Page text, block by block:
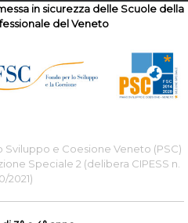
in sicurezza delle Scuole della
del Veneto
e Coesione Veneto (PSC)
Speciale 2 (delibera CIPESS n.
2021)